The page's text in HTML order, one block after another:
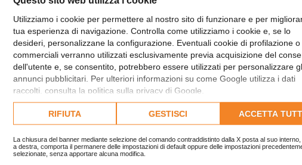
Utilizziamo i cookie per permettere al nostro sito di funzionare e per
tua esperienza di navigazione. Controlla come utilizziamo i cookie e, se lo
desideri, personalizzane la configurazione. Eventuali cookie di profilazione o
commerciali verranno utilizzati esclusivamente previa acquisizione del
dell'utente e, se consentito, potrebbero essere utilizzati per personalizzare
annunci pubblicitari. Per ulteriori informazioni su come Google utilizza i dati
raccolti, consulta la politica sulla privacy di Google
Consulta l'informativa cookie completa.
RIFIUTA GESTISCI ACCETTA
La chiusura del banner mediante selezione del comando contraddistinto dalla X posta al suo interno,
a destra, comporta il permanere delle impostazioni di default oppure delle impostazioni
selezionate, senza apportare alcuna modifica.